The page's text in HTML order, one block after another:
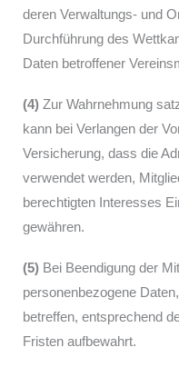
deren Verwaltungs- und
Durchführung des
Daten betroffener
(4) Zur Wahrnehmung
kann bei Verlangen der
Versicherung, dass die
verwendet werden,
berechtigten Interesses
gewähren.
(5) Bei Beendigung der
personenbezogene
betreffen, entsprechend
Fristen aufbewahrt.